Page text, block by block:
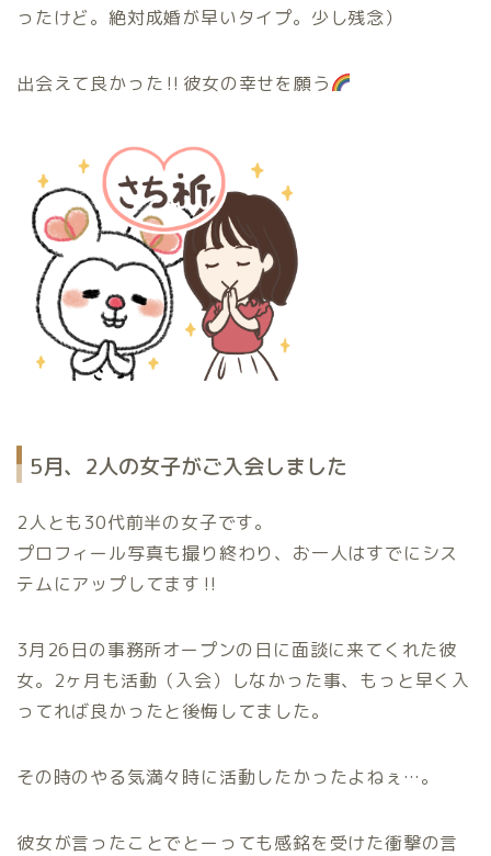
ったけど。絶対成婚が早いタイプ。少し残念）
出会えて良かった‼︎彼女の幸せを願う
5月、2人の女子がご入会しました
2人とも30代前半の女子です。
プロフィール写真も撮り終わり、お一人はすでにシス
テムにアップしてます‼︎
3月26日の事務所オープンの日に面談に来てくれた彼
女。2ヶ月も活動（入会）しなかった事、もっと早く入
ってれば良かったと後悔してました。
その時のやる気満々時に活動したかったよねぇ…。
彼女が言ったことでとーっても感銘を受けた衝撃の言